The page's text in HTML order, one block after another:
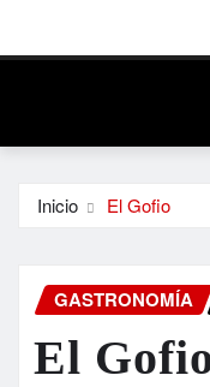
Inicio El Gofio
GASTRONOMÍA
El